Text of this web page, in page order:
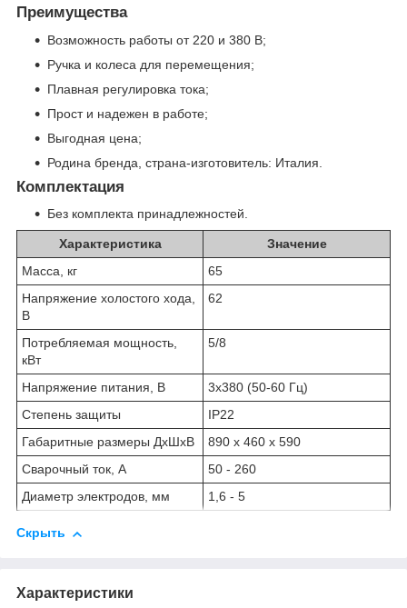
Преимущества
Возможность работы от 220 и 380 В;
Ручка и колеса для перемещения;
Плавная регулировка тока;
Прост и надежен в работе;
Выгодная цена;
Родина бренда, страна-изготовитель: Италия.
Комплектация
Без комплекта принадлежностей.
Характеристика
Значение
Масса, кг
65
Напряжение холостого хода,
В
62
Потребляемая мощность,
кВт
5/8
Напряжение питания, В
3х380 (50-60 Гц)
Степень защиты
IP22
Габаритные размеры ДхШхВ
890 x 460 x 590
Сварочный ток, А
50 - 260
Диаметр электродов, мм
1,6 - 5
Скрыть
Характеристики